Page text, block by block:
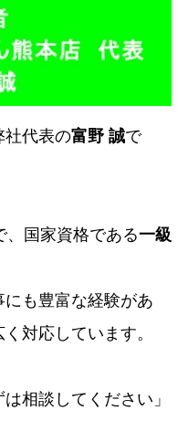
社代表の富野 誠で
、国家資格である一級
も豊富な経験があ
対応しています。
相談してください」